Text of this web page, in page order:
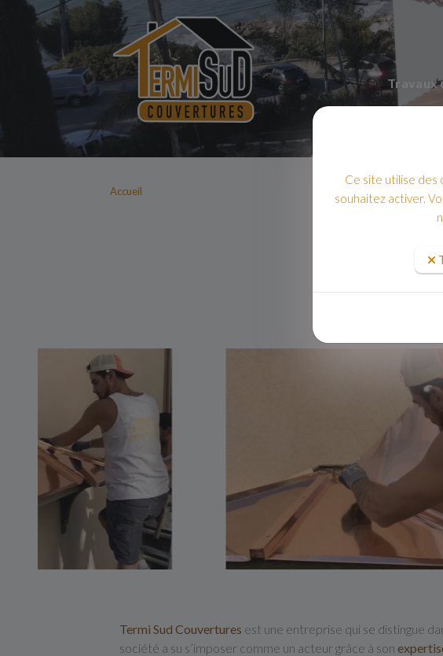
Travaux
Accueil
Termi Sud Couvertures est une entreprise qui se distingue
société a su s’imposer comme un acteur grâce à son
Ce site utilise des
souhaitez activer.